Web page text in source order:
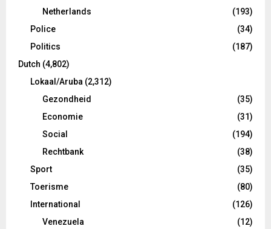
Netherlands
(193)
Police
(34)
Politics
(187)
Dutch (4,802)
Lokaal/Aruba (2,312)
Gezondheid
(35)
Economie
(31)
Social
(194)
Rechtbank
(38)
Sport
(35)
Toerisme
(80)
International
(126)
Venezuela
(12)